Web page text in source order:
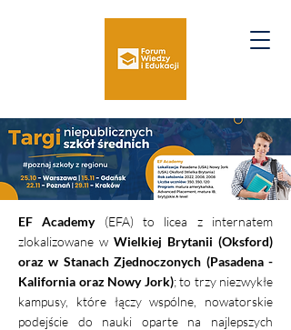
EF Academy (EFA) to licea z internatem
zlokalizowane w Wielkiej Brytanii (Oksford)
oraz w Stanach Zjednoczonych (Pasadena -
Kalifornia oraz Nowy Jork); to trzy niezwykłe
kampusy, które łączy wspólne, nowatorskie
podejście do nauki oparte na najlepszych